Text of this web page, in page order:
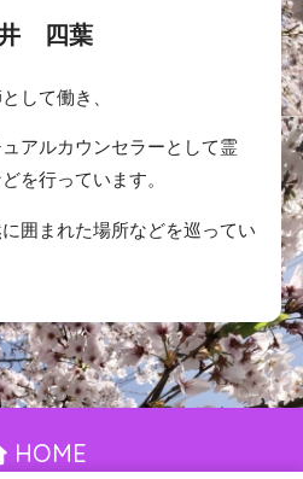
四葉
して働き、
アルカウンセラーとして霊
を行っています。
囲まれた場所などを巡ってい
HOME